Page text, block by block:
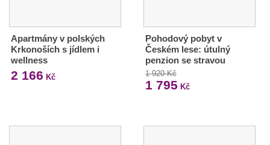
Apartmány v polských
Krkonoších s jídlem i
wellness
2 166 Kč
Pohodový pobyt v
Českém lese: útulný
penzion se stravou
1 920 Kč
1 795 Kč